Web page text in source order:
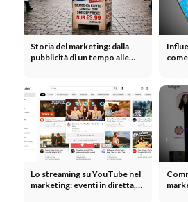
Storia del marketing: dalla
pubblicità di un tempo alle
Lo streaming su YouTube nel
marketing: eventi in diretta,